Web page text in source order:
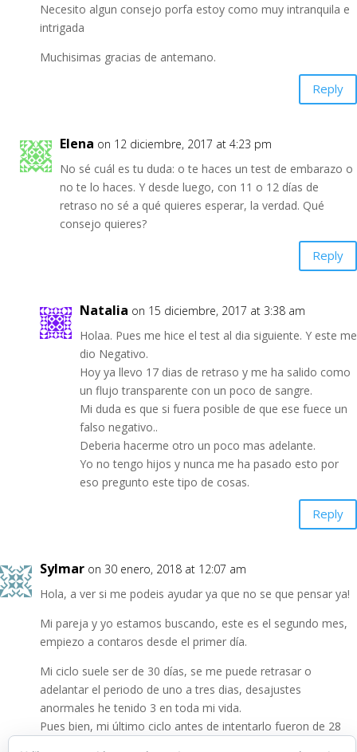
Necesito algun consejo porfa estoy como muy intranquila e
intrigada
Muchisimas gracias de antemano.
Reply
Elena on 12 diciembre, 2017 at 4:23 pm
No sé cuál es tu duda: o te haces un test de embarazo o
no te lo haces. Y desde luego, con 11 o 12 días de
retraso no sé a qué quieres esperar, la verdad. Qué
consejo quieres?
Reply
Natalia on 15 diciembre, 2017 at 3:38 am
Holaa. Pues me hice el test al dia siguiente. Y este me
dio Negativo.
Hoy ya llevo 17 dias de retraso y me ha salido como
un flujo transparente con un poco de sangre.
Mi duda es que si fuera posible de que ese fuece un
falso negativo..
Deberia hacerme otro un poco mas adelante.
Yo no tengo hijos y nunca me ha pasado esto por
eso pregunto este tipo de cosas.
Reply
Sylmar on 30 enero, 2018 at 12:07 am
Hola, a ver si me podeis ayudar ya que no se que pensar ya!
Mi pareja y yo estamos buscando, este es el segundo mes,
empiezo a contaros desde el primer día.
Mi ciclo suele ser de 30 días, se me puede retrasar o
adelantar el periodo de uno a tres dias, desajustes
anormales he tenido 3 en toda mi vida.
Pues bien, mi último ciclo antes de intentarlo fueron de 28